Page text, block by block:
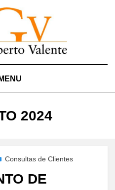
MENU
2024
Consultas de Clientes
DE